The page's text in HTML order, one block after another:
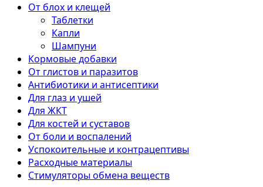
От блох и клещей
Таблетки
Капли
Шампуни
Кормовые добавки
От глистов и паразитов
Антибиотики и антисептики
Для глаз и ушей
Для ЖКТ
Для костей и суставов
От боли и воспалений
Успокоительные и контрацептивы
Расходные материалы
Стимуляторы обмена веществ